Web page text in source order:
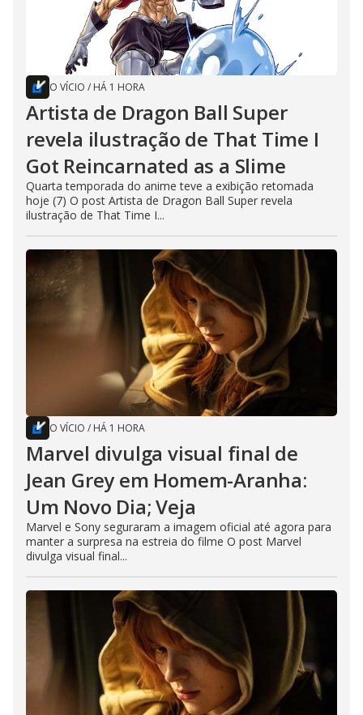
O VÍCIO / HÁ 1 HORA
Artista de Dragon Ball Super
revela ilustração de That Time I
Got Reincarnated as a Slime
Quarta temporada do anime teve a exibição retomada
hoje (7) O post Artista de Dragon Ball Super revela
ilustração de That Time I...
O VÍCIO / HÁ 1 HORA
Marvel divulga visual final de
Jean Grey em Homem-Aranha:
Um Novo Dia; Veja
Marvel e Sony seguraram a imagem oficial até agora para
manter a surpresa na estreia do filme O post Marvel
divulga visual final...